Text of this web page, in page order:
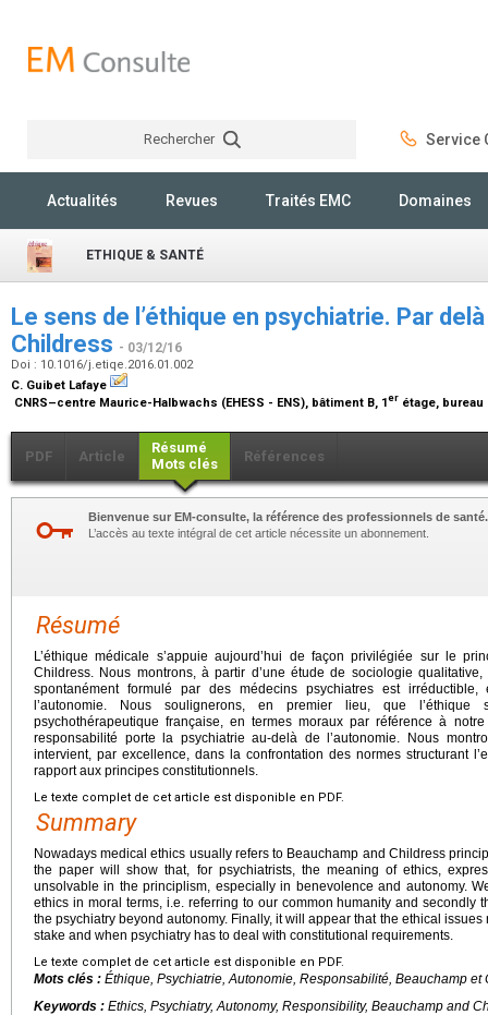
Rechercher Service
Actualités Revues Traités EMC Domaines
ETHIQUE & SANTÉ
Le sens de l’éthique en psychiatrie. Par
Childress - 03/12/16
Doi : 10.1016/j.etiqe.2016.01.002
C. Guibet Lafaye
CNRS–centre Maurice-Halbwachs (EHESS - ENS), bâtiment B, 1er étage, bureau
PDF Article
Résumé
Mots clés
Références
Bienvenue sur EM-consulte, la référence des professionnels de santé.
L’accès au texte intégral de cet article nécessite un abonnement.
Résumé
L’éthique médicale s’appuie aujourd’hui de façon privilégiée sur le
Childress. Nous montrons, à partir d’une étude de sociologie
spontanément formulé par des médecins psychiatres est
l’autonomie. Nous soulignerons, en premier lieu, que
psychothérapeutique française, en termes moraux par référence à
responsabilité porte la psychiatrie au-delà de l’autonomie. Nous
intervient, par excellence, dans la confrontation des normes structurant
rapport aux principes constitutionnels.
Le texte complet de cet article est disponible en PDF.
Summary
Nowadays medical ethics usually refers to Beauchamp and Childress
the paper will show that, for psychiatrists, the meaning of ethics,
unsolvable in the principlism, especially in benevolence and autonomy.
ethics in moral terms, i.e. referring to our common humanity and secondly
the psychiatry beyond autonomy. Finally, it will appear that the ethical
stake and when psychiatry has to deal with constitutional requirements.
Le texte complet de cet article est disponible en PDF.
Mots clés : Éthique, Psychiatrie, Autonomie, Responsabilité, Beauchamp et
Keywords : Ethics, Psychiatry, Autonomy, Responsibility, Beauchamp and